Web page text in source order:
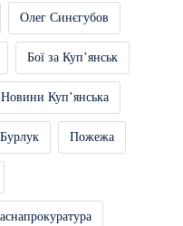
Олег Синєгубов
Бої за Купʼянськ
Новини Купʼянська
Пожежа